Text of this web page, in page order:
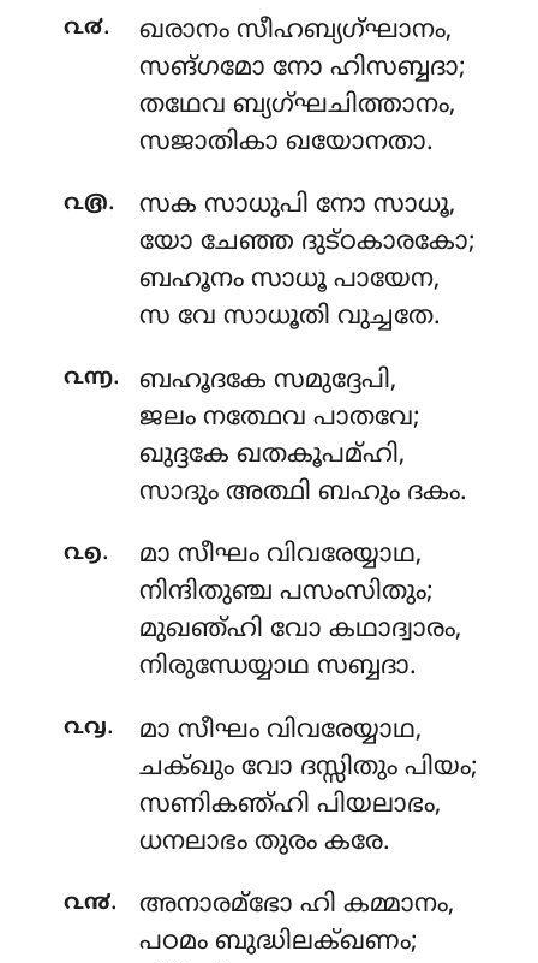
൨൪. ഖരാനം സീഹബ്യഗ്ഘാനം,
സങ്ഗമോ നോ ഹിസബ്ബദാ;
തഥേവ ബ്യഗ്ഘചിത്താനം,
സജാതികാ ഖയോനതാ.
൨൫. സക സാധുപി നോ സാധൂ,
യോ ചേഞ്ഞ ദുട്ഠകാരകോ;
ബഹൂനം സാധൂ പായേന,
സ വേ സാധൂതി വുച്ചതേ.
൨൬. ബഹൂദകേ സമുദ്ദേപി,
ജലം നത്ഥേവ പാതവേ;
ഖുദ്ദകേ ഖതകൂപമ്ഹി,
സാദും അത്ഥി ബഹും ദകം.
൨൭. മാ സീഘം വിവരേയ്യാഥ,
നിന്ദിതുഞ്ച പസംസിതും;
മുഖഞ്ഹി വോ കഥാദ്വാരം,
നിരുന്ധേയ്യാഥ സബ്ബദാ.
൨൮. മാ സീഘം വിവരേയ്യാഥ,
ചക്ഖും വോ ദസ്സിതും പിയം;
സണികഞ്ഹി പിയലാഭം,
ധനലാഭം തുരം കരേ.
൨൯. അനാരമ്ഭോ ഹി കമ്മാനം,
പഠമം ബുദ്ധിലക്ഖണം;